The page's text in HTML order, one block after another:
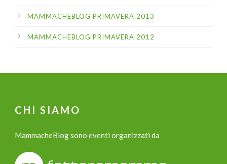
MAMMACHEBLOG PRIMAVERA 2013
MAMMACHEBLOG PRIMAVERA 2012
CHI SIAMO
MammacheBlog sono eventi organizzati da